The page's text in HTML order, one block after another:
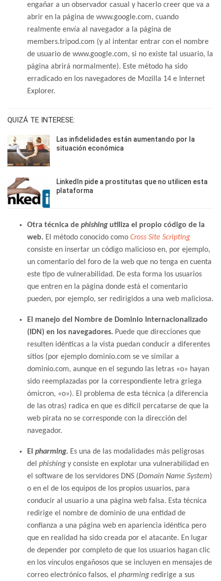
engañar a un observador casual y hacerlo creer que va a
abrir en la página de www.google.com, cuando
realmente envía al navegador a la página de
members.tripod.com (y al intentar entrar con el nombre
de usuario de www.google.com, si no existe tal usuario, la
página abrirá normalmente). Este método ha sido
erradicado en los navegadores de Mozilla 14 e Internet
Explorer.
QUIZÁ TE INTERESE:
Las infidelidades están aumentando por la
situación económica
LinkedIn pide a prostitutas que no utilicen esta
plataforma
Otra técnica de phishingutiliza el propio código de la
web. El método conocido como Cross Site Scripting
consiste en insertar un código malicioso en, por ejemplo,
un comentario del foro de la web que no tenga en cuenta
este tipo de vulnerabilidad. De esta forma los usuarios
que entren en la página donde está el comentario
pueden, por ejemplo, ser redirigidos a una web maliciosa.
El manejo del Nombre de Dominio Internacionalizado
(IDN) en los navegadores. Puede que direcciones que
resulten idénticas a la vista puedan conducir a diferentes
sitios (por ejemplo dominio.com se ve similar a
dοminiο.com, aunque en el segundo las letras «o» hayan
sido reemplazadas por la correspondiente letra griega
ómicron, «ο»). El problema de esta técnica (a diferencia
de las otras) radica en que es difícil percatarse de que la
web pirata no se corresponde con la dirección del
navegador.
El pharming. Es una de las modalidades más peligrosas
del phishing y consiste en explotar una vulnerabilidad en
el software de los servidores DNS (Domain Name System)
o en el de los equipos de los propios usuarios, para
conducir al usuario a una página web falsa. Esta técnica
redirige el nombre de dominio de una entidad de
confianza a una página web en apariencia idéntica pero
que en realidad ha sido creada por el atacante. En lugar
de depender por completo de que los usuarios hagan clic
en los vínculos engañosos que se incluyen en mensajes de
correo electrónico falsos, el pharming redirige a sus